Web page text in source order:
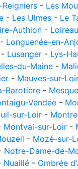
- Les
- Les Ulmes - Le
Authion -
- Longuenée-en-
- Lusanger - Lys-
du-Maine -
- Mauves-sur-
Barotière -
Vendée -
sur-Loir -
Montval-sur-Loir -
- Mozé-sur-
Notre-Dame-de-
Nuaillé - Ombrée